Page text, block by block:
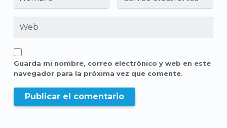
Guarda mi nombre, correo electrónico y web en este
navegador para la próxima vez que comente.